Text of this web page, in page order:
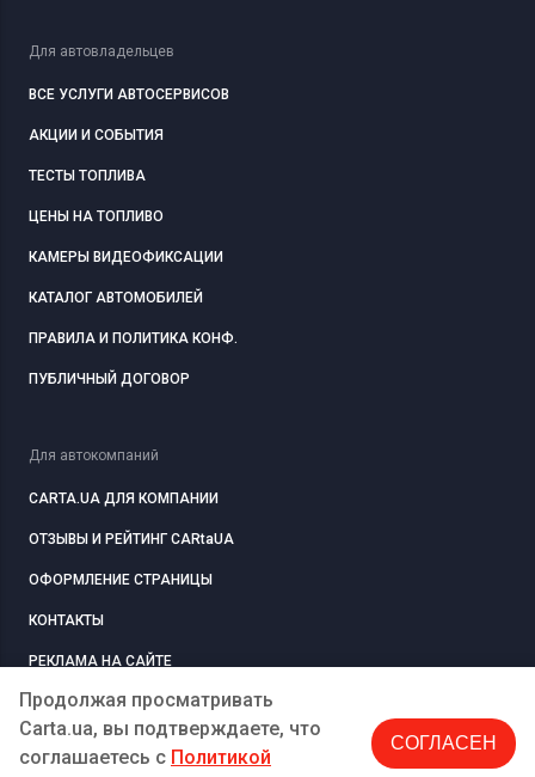
Продолжая просматривать
Carta.ua, вы подтверждаете, что
соглашаетесь c Политикой
СОГЛАСЕН
Для автовладельцев
ВСЕ УСЛУГИ АВТОСЕРВИСОВ
АКЦИИ И СОБЫТИЯ
ТЕСТЫ ТОПЛИВА
ЦЕНЫ НА ТОПЛИВО
КАМЕРЫ ВИДЕОФИКСАЦИИ
КАТАЛОГ АВТОМОБИЛЕЙ
ПРАВИЛА И ПОЛИТИКА КОНФ.
ПУБЛИЧНЫЙ ДОГОВОР
Для автокомпаний
CARTA.UA ДЛЯ КОМПАНИИ
ОТЗЫВЫ И РЕЙТИНГ CARtaUA
ОФОРМЛЕНИЕ СТРАНИЦЫ
КОНТАКТЫ
РЕКЛАМА НА САЙТЕ
РЕГИСТРАЦИЯ КОМПАНИЮ